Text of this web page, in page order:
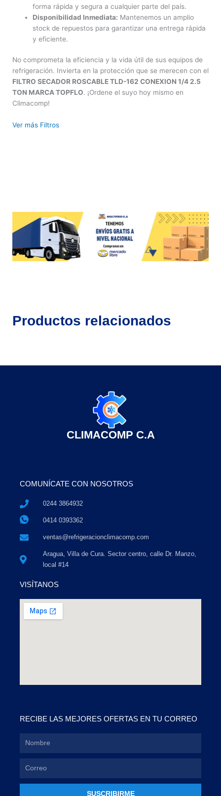
forma rápida y segura a cualquier parte del país.
Disponibilidad Inmediata: Mantenemos un amplio
stock de repuestos para garantizar una entrega rápida
y eficiente.
No comprometa la eficiencia y la vida útil de sus equipos de
refrigeración. Invierta en la protección que se merecen con el
FILTRO SECADOR ROSCABLE TLD-162 CONEXION 1/4 2.5
TON MARCA TOPFLO. ¡Ordene el suyo hoy mismo en
Climacomp!
Ver más Filtros
Productos relacionados
CLIMACOMP C.A
COMUNÍCATE CON NOSOTROS
0244 3864932
0414 0393362
ventas@refrigeracionclimacomp.com
Aragua, Villa de Cura. Sector centro, calle Dr. Manzo,
local #14
VISÍTANOS
RECIBE LAS MEJORES OFERTAS EN TU CORREO
SUSCRIBIRME